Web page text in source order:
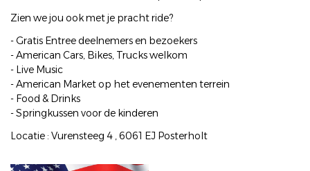
Zien we jou ook met je pracht ride?
- Gratis Entree deelnemers en bezoekers
- American Cars, Bikes, Trucks welkom
- Live Music
- American Market op het evenementen terrein
- Food & Drinks
- Springkussen voor de kinderen
Locatie : Vurensteeg 4 , 6061 EJ Posterholt